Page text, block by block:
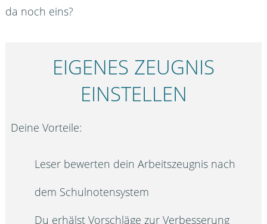
da noch eins?
EIGENES ZEUGNIS
EINSTELLEN
Deine Vorteile:
Leser bewerten dein Arbeitszeugnis nach
dem Schulnotensystem
Du erhälst Vorschläge zur Verbesserung